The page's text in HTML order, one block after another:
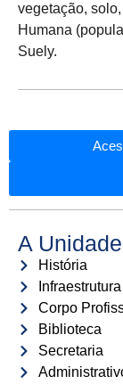
vegetação,
Humana
Suely.
A Unidade
História
Infraestrutura
Corpo
Biblioteca
Secretaria